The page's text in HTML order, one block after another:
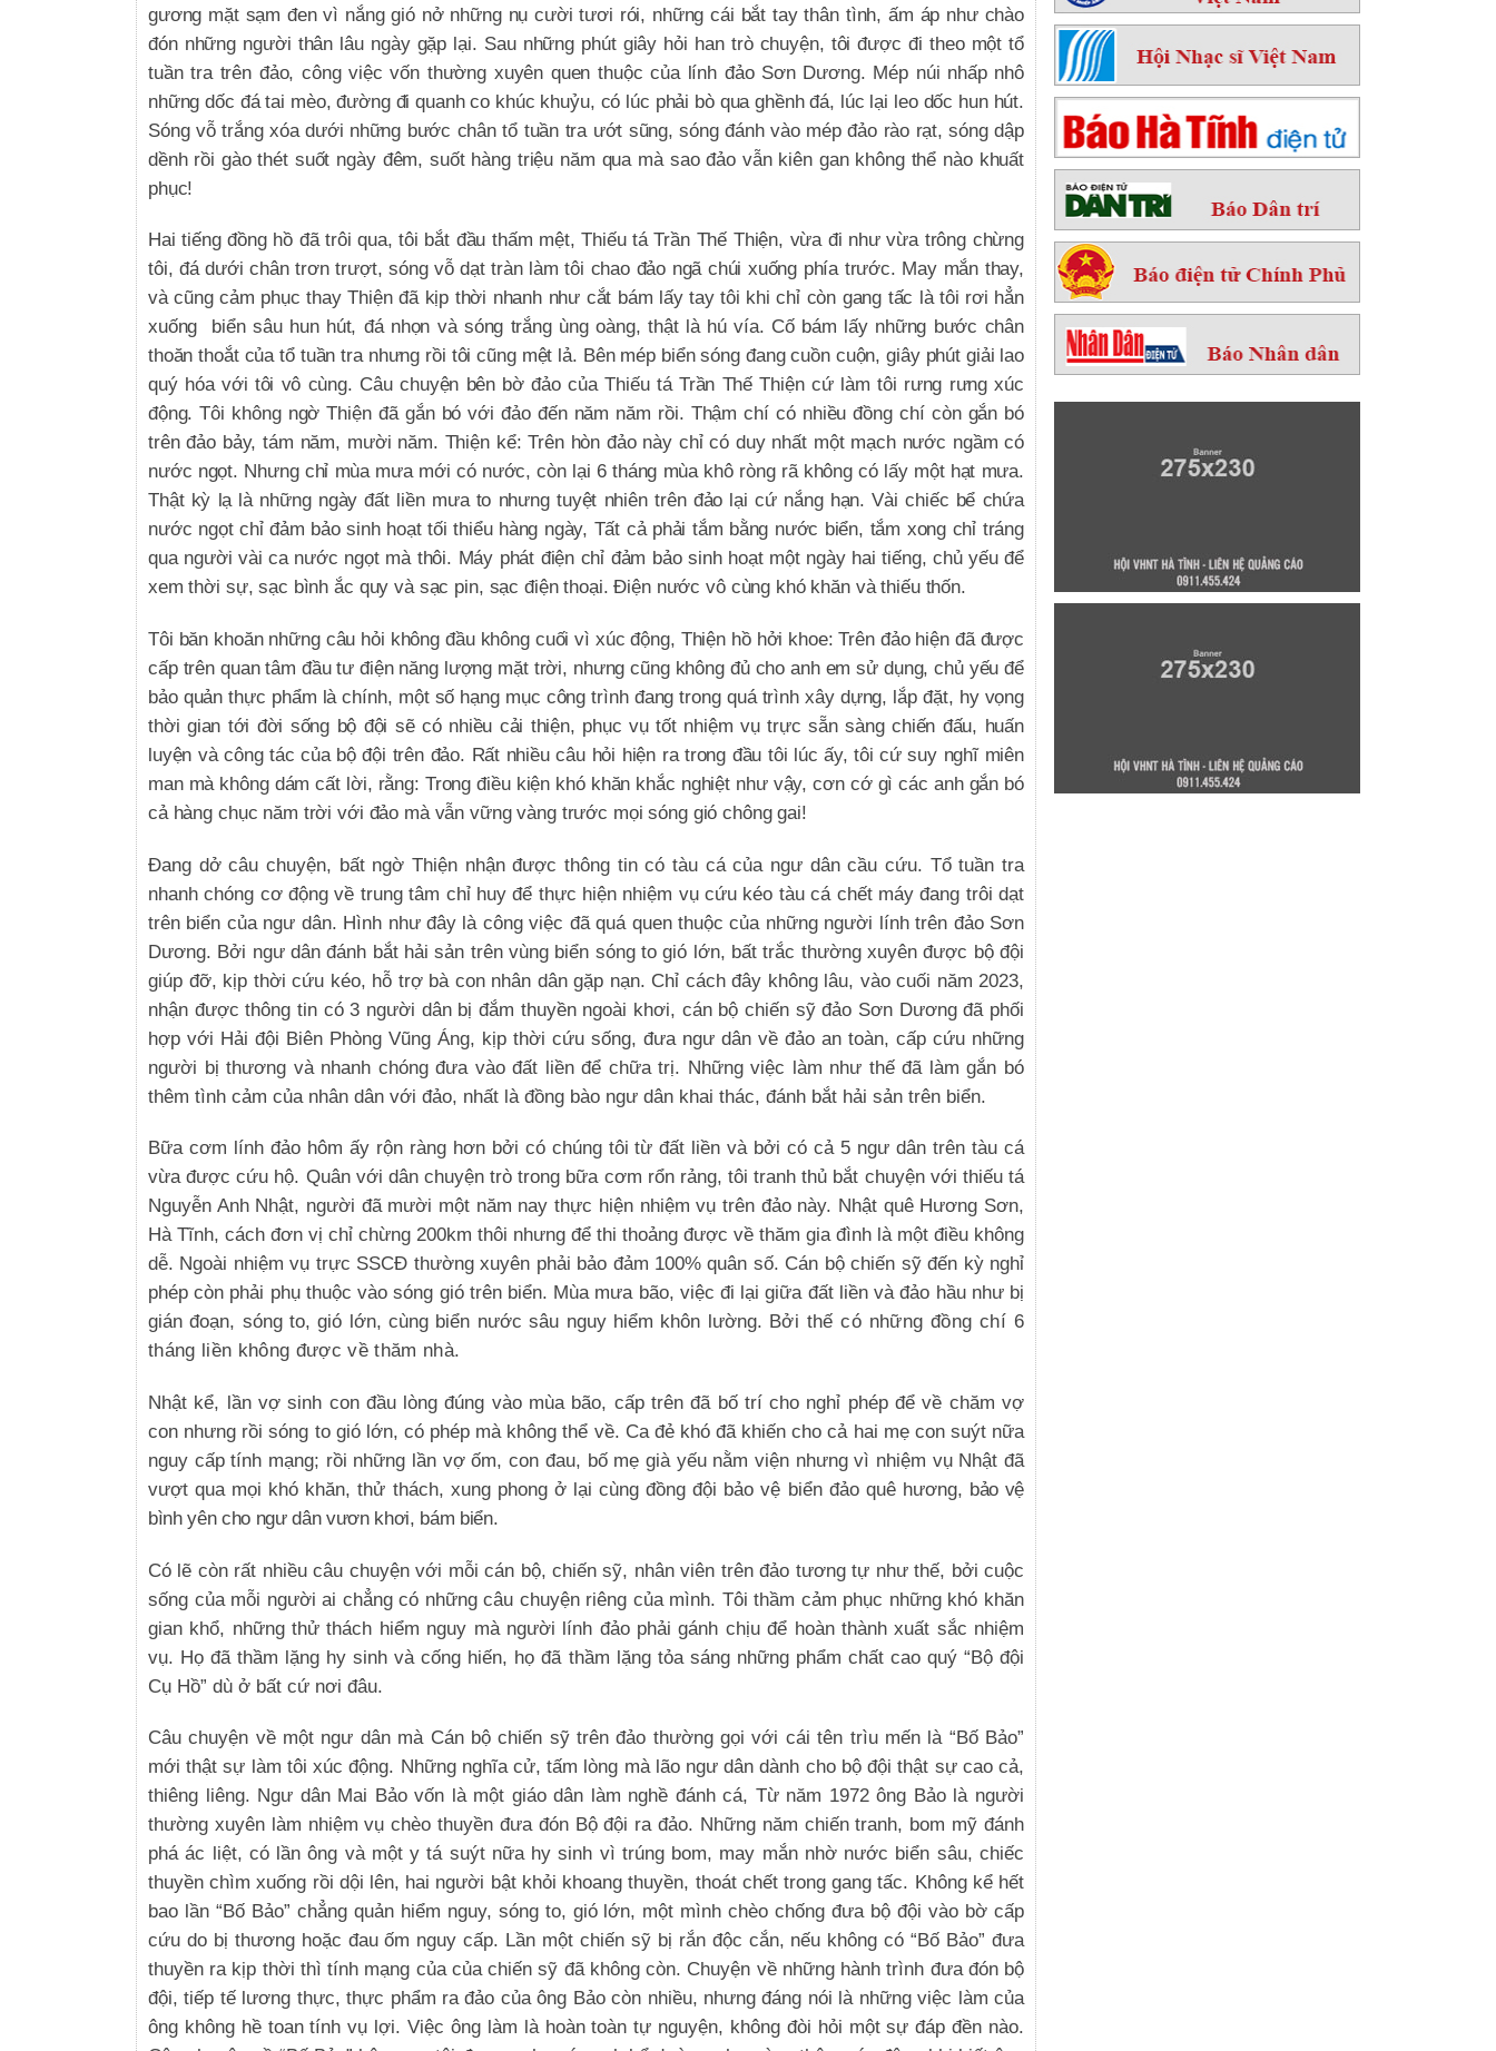
gương mặt sạm đen vì nắng gió nở những nụ cười tươi rói, những cái bắt tay thân tình, ấm áp như chào
đón những người thân lâu ngày gặp lại. Sau những phút giây hỏi han trò chuyện, tôi được đi theo một tổ
tuần tra trên đảo, công việc vốn thường xuyên quen thuộc của lính đảo Sơn Dương. Mép núi nhấp nhô
những dốc đá tai mèo, đường đi quanh co khúc khuỷu, có lúc phải bò qua ghềnh đá, lúc lại leo dốc hun hút.
Sóng vỗ trắng xóa dưới những bước chân tổ tuần tra ướt sũng, sóng đánh vào mép đảo rào rạt, sóng dập
dềnh rồi gào thét suốt ngày đêm, suốt hàng triệu năm qua mà sao đảo vẫn kiên gan không thể nào khuất
phục!
Hai tiếng đồng hồ đã trôi qua, tôi bắt đầu thấm mệt, Thiếu tá Trần Thế Thiện, vừa đi như vừa trông chừng
tôi, đá dưới chân trơn trượt, sóng vỗ dạt tràn làm tôi chao đảo ngã chúi xuống phía trước. May mắn thay,
và cũng cảm phục thay Thiện đã kịp thời nhanh như cắt bám lấy tay tôi khi chỉ còn gang tấc là tôi rơi hẳn
xuống biển sâu hun hút, đá nhọn và sóng trắng ùng oàng, thật là hú vía. Cố bám lấy những bước chân
thoăn thoắt của tổ tuần tra nhưng rồi tôi cũng mệt lả. Bên mép biển sóng đang cuồn cuộn, giây phút giải lao
quý hóa với tôi vô cùng. Câu chuyện bên bờ đảo của Thiếu tá Trần Thế Thiện cứ làm tôi rưng rưng xúc
động. Tôi không ngờ Thiện đã gắn bó với đảo đến năm năm rồi. Thậm chí có nhiều đồng chí còn gắn bó
trên đảo bảy, tám năm, mười năm. Thiện kể: Trên hòn đảo này chỉ có duy nhất một mạch nước ngầm có
nước ngọt. Nhưng chỉ mùa mưa mới có nước, còn lại 6 tháng mùa khô ròng rã không có lấy một hạt mưa.
Thật kỳ lạ là những ngày đất liền mưa to nhưng tuyệt nhiên trên đảo lại cứ nắng hạn. Vài chiếc bể chứa
nước ngọt chỉ đảm bảo sinh hoạt tối thiểu hàng ngày, Tất cả phải tắm bằng nước biển, tắm xong chỉ tráng
qua người vài ca nước ngọt mà thôi. Máy phát điện chỉ đảm bảo sinh hoạt một ngày hai tiếng, chủ yếu để
xem thời sự, sạc bình ắc quy và sạc pin, sạc điện thoại. Điện nước vô cùng khó khăn và thiếu thốn.
Tôi băn khoăn những câu hỏi không đầu không cuối vì xúc động, Thiện hồ hởi khoe: Trên đảo hiện đã được
cấp trên quan tâm đầu tư điện năng lượng mặt trời, nhưng cũng không đủ cho anh em sử dụng, chủ yếu để
bảo quản thực phẩm là chính, một số hạng mục công trình đang trong quá trình xây dựng, lắp đặt, hy vọng
thời gian tới đời sống bộ đội sẽ có nhiều cải thiện, phục vụ tốt nhiệm vụ trực sẵn sàng chiến đấu, huấn
luyện và công tác của bộ đội trên đảo. Rất nhiều câu hỏi hiện ra trong đầu tôi lúc ấy, tôi cứ suy nghĩ miên
man mà không dám cất lời, rằng: Trong điều kiện khó khăn khắc nghiệt như vậy, cơn cớ gì các anh gắn bó
cả hàng chục năm trời với đảo mà vẫn vững vàng trước mọi sóng gió chông gai!
Đang dở câu chuyện, bất ngờ Thiện nhận được thông tin có tàu cá của ngư dân cầu cứu. Tổ tuần tra
nhanh chóng cơ động về trung tâm chỉ huy để thực hiện nhiệm vụ cứu kéo tàu cá chết máy đang trôi dạt
trên biển của ngư dân. Hình như đây là công việc đã quá quen thuộc của những người lính trên đảo Sơn
Dương. Bởi ngư dân đánh bắt hải sản trên vùng biển sóng to gió lớn, bất trắc thường xuyên được bộ đội
giúp đỡ, kịp thời cứu kéo, hỗ trợ bà con nhân dân gặp nạn. Chỉ cách đây không lâu, vào cuối năm 2023,
nhận được thông tin có 3 người dân bị đắm thuyền ngoài khơi, cán bộ chiến sỹ đảo Sơn Dương đã phối
hợp với Hải đội Biên Phòng Vũng Áng, kịp thời cứu sống, đưa ngư dân về đảo an toàn, cấp cứu những
người bị thương và nhanh chóng đưa vào đất liền để chữa trị. Những việc làm như thế đã làm gắn bó
thêm tình cảm của nhân dân với đảo, nhất là đồng bào ngư dân khai thác, đánh bắt hải sản trên biển.
Bữa cơm lính đảo hôm ấy rộn ràng hơn bởi có chúng tôi từ đất liền và bởi có cả 5 ngư dân trên tàu cá
vừa được cứu hộ. Quân với dân chuyện trò trong bữa cơm rổn rảng, tôi tranh thủ bắt chuyện với thiếu tá
Nguyễn Anh Nhật, người đã mười một năm nay thực hiện nhiệm vụ trên đảo này. Nhật quê Hương Sơn,
Hà Tĩnh, cách đơn vị chỉ chừng 200km thôi nhưng để thi thoảng được về thăm gia đình là một điều không
dễ. Ngoài nhiệm vụ trực SSCĐ thường xuyên phải bảo đảm 100% quân số. Cán bộ chiến sỹ đến kỳ nghỉ
phép còn phải phụ thuộc vào sóng gió trên biển. Mùa mưa bão, việc đi lại giữa đất liền và đảo hầu như bị
gián đoạn, sóng to, gió lớn, cùng biển nước sâu nguy hiểm khôn lường. Bởi thế có những đồng chí 6
tháng liền không được về thăm nhà.
Nhật kể, lần vợ sinh con đầu lòng đúng vào mùa bão, cấp trên đã bố trí cho nghỉ phép để về chăm vợ
con nhưng rồi sóng to gió lớn, có phép mà không thể về. Ca đẻ khó đã khiến cho cả hai mẹ con suýt nữa
nguy cấp tính mạng; rồi những lần vợ ốm, con đau, bố mẹ già yếu nằm viện nhưng vì nhiệm vụ Nhật đã
vượt qua mọi khó khăn, thử thách, xung phong ở lại cùng đồng đội bảo vệ biển đảo quê hương, bảo vệ
bình yên cho ngư dân vươn khơi, bám biển.
Có lẽ còn rất nhiều câu chuyện với mỗi cán bộ, chiến sỹ, nhân viên trên đảo tương tự như thế, bởi cuộc
sống của mỗi người ai chẳng có những câu chuyện riêng của mình. Tôi thầm cảm phục những khó khăn
gian khổ, những thử thách hiểm nguy mà người lính đảo phải gánh chịu để hoàn thành xuất sắc nhiệm
vụ. Họ đã thầm lặng hy sinh và cống hiến, họ đã thầm lặng tỏa sáng những phẩm chất cao quý “Bộ đội
Cụ Hồ” dù ở bất cứ nơi đâu.
Câu chuyện về một ngư dân mà Cán bộ chiến sỹ trên đảo thường gọi với cái tên trìu mến là “Bố Bảo”
mới thật sự làm tôi xúc động. Những nghĩa cử, tấm lòng mà lão ngư dân dành cho bộ đội thật sự cao cả,
thiêng liêng. Ngư dân Mai Bảo vốn là một giáo dân làm nghề đánh cá, Từ năm 1972 ông Bảo là người
thường xuyên làm nhiệm vụ chèo thuyền đưa đón Bộ đội ra đảo. Những năm chiến tranh, bom mỹ đánh
phá ác liệt, có lần ông và một y tá suýt nữa hy sinh vì trúng bom, may mắn nhờ nước biển sâu, chiếc
thuyền chìm xuống rồi dội lên, hai người bật khỏi khoang thuyền, thoát chết trong gang tấc. Không kể hết
bao lần “Bố Bảo” chẳng quản hiểm nguy, sóng to, gió lớn, một mình chèo chống đưa bộ đội vào bờ cấp
cứu do bị thương hoặc đau ốm nguy cấp. Lần một chiến sỹ bị rắn độc cắn, nếu không có “Bố Bảo” đưa
thuyền ra kịp thời thì tính mạng của của chiến sỹ đã không còn. Chuyện về những hành trình đưa đón bộ
đội, tiếp tế lương thực, thực phẩm ra đảo của ông Bảo còn nhiều, nhưng đáng nói là những việc làm của
ông không hề toan tính vụ lợi. Việc ông làm là hoàn toàn tự nguyện, không đòi hỏi một sự đáp đền nào.